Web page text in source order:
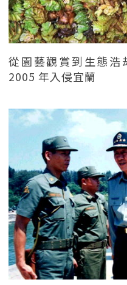
從園藝觀賞到生態浩
2005 年入侵宜蘭